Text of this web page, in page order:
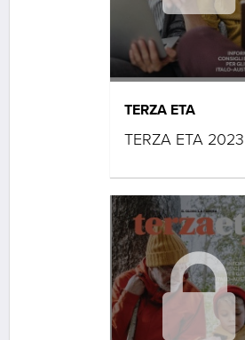
TERZA ETA
TERZA ETA 2023